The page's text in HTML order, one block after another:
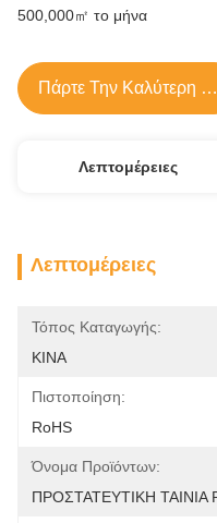
500,000㎡ το μήνα
Πάρτε Την Καλύτερη
Λεπτομέρειες
Λεπτομέρειες
Τόπος Καταγωγής:
ΚΙΝΑ
Πιστοποίηση:
RoHS
Όνομα Προϊόντων:
ΠΡΟΣΤΑΤΕΥΤΙΚΗ ΤΑΙΝΙΑ